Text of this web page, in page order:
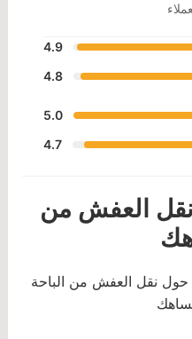
4.9
4.8
5.0
4.7
نقل العفش من